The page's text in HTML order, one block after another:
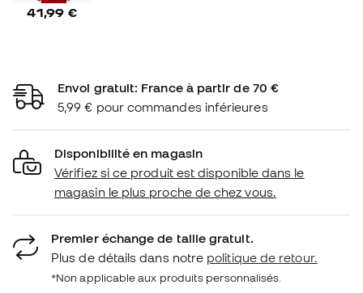
41,99 €
Envoi gratuit: France à partir de 70 €
5,99 € pour commandes inférieures
Disponibilité en magasin
Vérifiez si ce produit est disponible dans le
magasin le plus proche de chez vous.
Premier échange de taille gratuit.
Plus de détails dans notre politique de retour.
*Non applicable aux produits personnalisés.